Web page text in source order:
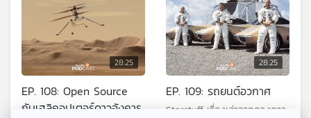
28:25
EP. 108: Open Source
กับเฮลิคอปเตอร์ดาวอังคาร
28:25
EP. 109: รถยนต์อวกาศ
Starstuff เรื่องเล่าจากดวงดาว